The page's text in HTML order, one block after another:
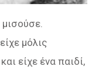
μισούσε.
μόλις
είχε ένα παιδί,